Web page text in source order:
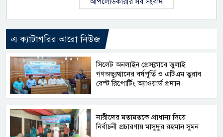
এ ক্যাটাগরির আরো নিউজ
সিলেট অনলাইন প্রেসক্লাবে জুলাই
গণঅভ্যুত্থানের বর্ষপূর্তি ও এটিএম তুরাব
বেস্ট রিপোর্টিং অ্যাওয়ার্ড প্রদান
নারীদের মতামতকে প্রাধান্য দিয়ে
নির্বাচনী প্রচারণায় মাসুদুর রহমান সুমন